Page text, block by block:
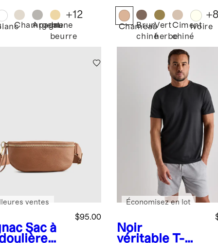
Champagne
ArgentJaune
beurre
+12
Chameau
Brun
chiné
Vert
herbe
Ciment
chiné
Ivoire
+
Sac à
$95.00
ventes
Noir
véritable T-
Économisez en lot